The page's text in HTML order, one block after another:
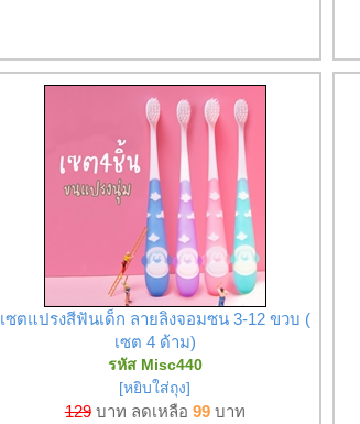
เซตแปรงสีฟันเด็ก ลายลิงจอมซน 3-12 ขวบ (
เซต 4 ด้าม)
รหัส Misc440
[หยิบใส่ถุง]
129บาท ลดเหลือ 99บาท